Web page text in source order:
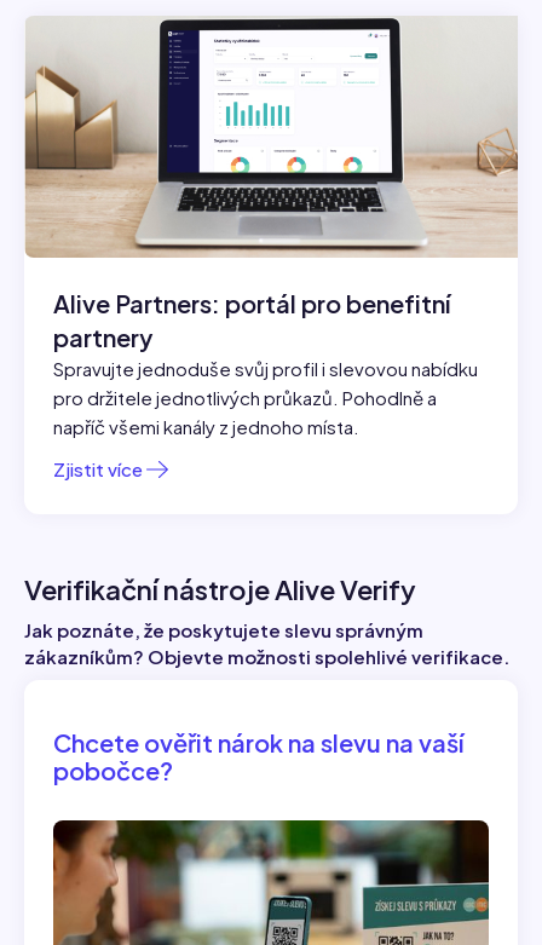
Alive Partners: portál pro benefitní
partnery
Spravujte jednoduše svůj profil i slevovou nabídku
pro držitele jednotlivých průkazů. Pohodlně a
napříč všemi kanály z jednoho místa.
Zjistit více
Verifikační nástroje Alive Verify
Jak poznáte, že poskytujete slevu správným
zákazníkům? Objevte možnosti spolehlivé verifikace.
Chcete ověřit nárok na slevu na vaší
pobočce?